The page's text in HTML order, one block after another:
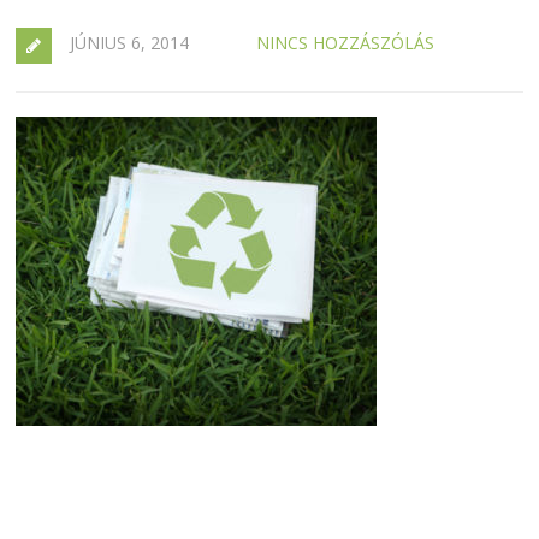
JÚNIUS 6, 2014 NINCS HOZZÁSZÓLÁS